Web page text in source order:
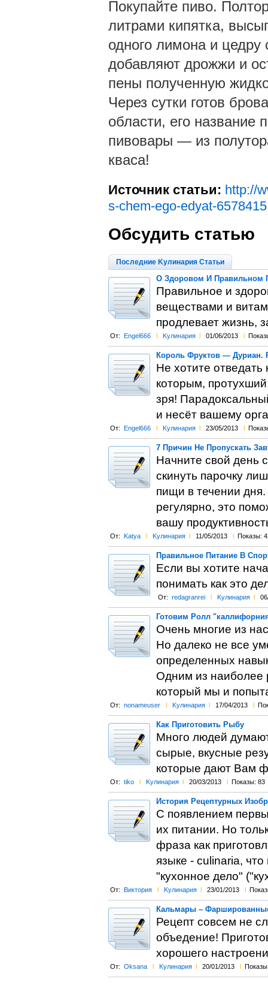
Покупайте пиво.
литрами кипятка,
одного лимона и цедру
добавляют дрожжи и
пены полученную
Через сутки готов
области, его название
пивовары — из
кваса!
Источник статьи: http://
s-chem-ego-edyat-
Обсудить статью
Последние Kулинария Статьи
О Здоровом И Правильном
Правильное и
веществами и
продлевает жизнь,
От: Engel666 l Kулинария l 01/06/2013 l
Король Фруктов —
Не хотите
которым,
зря!
и несёт вашему
От: Engel666 l Kулинария l 23/05/2013 l
7 Причин Не Пропускать
Начните свой день
скинуть парочку
пищи в течении
регулярно, это
вашу
От: Katya l Kулинария l 11/05/2013 l Показы:
Правильное Питание В
Если вы хотите
понимать как это
От: redagranrei l Kулинария l
Готовим Ролл
Очень многие из
Но далеко не все
определенных
Одним из наиболее
который мы и
От: nonameuser l Kулинария l 17/04/2013 l
Как Приготовить Рыбу
Много людей
сырые, вкусные
которые дают Вам
От: tiko l Kулинария l 20/03/2013 l Показы: 83
История Рецептурных
С появлением
их питании. Но
фраза как
языке - culinaria,
"кухонное дело"
От: Виктория l Kулинария l 23/01/2013 l
Кальмары –
Рецепт совсем не
объедение!
хорошего
От: Oksana l Kулинария l 20/01/2013 l